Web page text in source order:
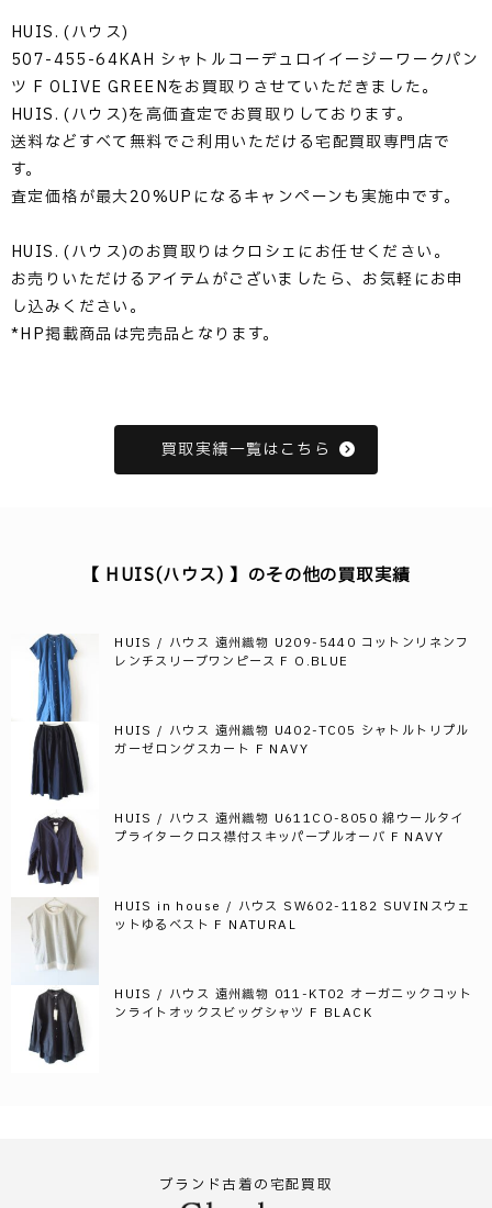
HUIS. (ハウス)
507-455-64KAH シャトルコーデュロイイージーワークパン
ツ F OLIVE GREENをお買取りさせていただきました。
HUIS. (ハウス)を高価査定でお買取りしております。
送料などすべて無料でご利用いただける宅配買取専門店で
す。
査定価格が最大20%UPになるキャンペーンも実施中です。
HUIS. (ハウス)のお買取りはクロシェにお任せください。
お売りいただけるアイテムがございましたら、お気軽にお申
し込みください。
*HP掲載商品は完売品となります。
買取実績一覧はこちら
【 HUIS(ハウス) 】のその他の買取実績
HUIS / ハウス 遠州織物 U209-5440 コットンリネンフ
レンチスリーブワンピース F O.BLUE
HUIS / ハウス 遠州織物 U402-TC05 シャトルトリプル
ガーゼロングスカート F NAVY
HUIS / ハウス 遠州織物 U611CO-8050 綿ウールタイ
プライタークロス襟付スキッパープルオーバ F NAVY
HUIS in house / ハウス SW602-1182 SUVINスウェ
ットゆるベスト F NATURAL
HUIS / ハウス 遠州織物 011-KT02 オーガニックコット
ンライトオックスビッグシャツ F BLACK
ブランド古着の宅配買取